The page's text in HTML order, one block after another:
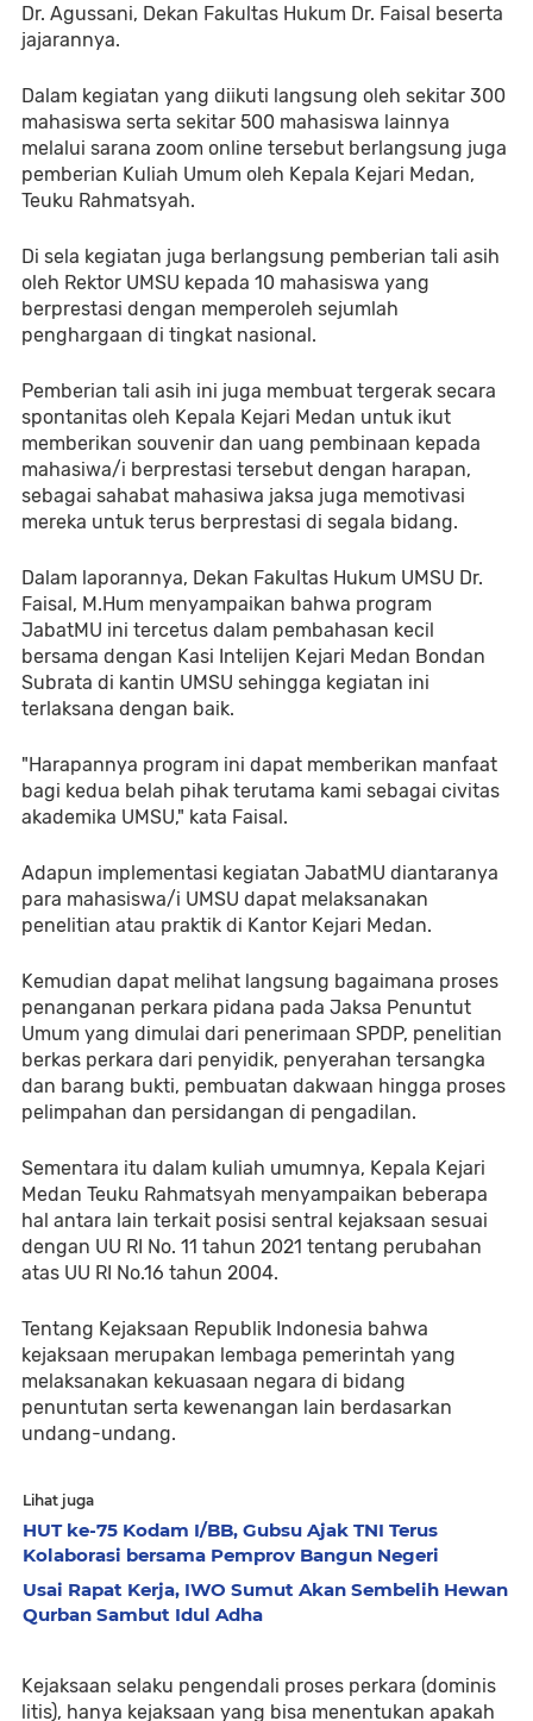
Dr. Agussani, Dekan Fakultas Hukum Dr. Faisal beserta
jajarannya.
Dalam kegiatan yang diikuti langsung oleh sekitar 300
mahasiswa serta sekitar 500 mahasiswa lainnya
melalui sarana zoom online tersebut berlangsung juga
pemberian Kuliah Umum oleh Kepala Kejari Medan,
Teuku Rahmatsyah.
Di sela kegiatan juga berlangsung pemberian tali asih
oleh Rektor UMSU kepada 10 mahasiswa yang
berprestasi dengan memperoleh sejumlah
penghargaan di tingkat nasional.
Pemberian tali asih ini juga membuat tergerak secara
spontanitas oleh Kepala Kejari Medan untuk ikut
memberikan souvenir dan uang pembinaan kepada
mahasiwa/i berprestasi tersebut dengan harapan,
sebagai sahabat mahasiwa jaksa juga memotivasi
mereka untuk terus berprestasi di segala bidang.
Dalam laporannya, Dekan Fakultas Hukum UMSU Dr.
Faisal, M.Hum menyampaikan bahwa program
JabatMU ini tercetus dalam pembahasan kecil
bersama dengan Kasi Intelijen Kejari Medan Bondan
Subrata di kantin UMSU sehingga kegiatan ini
terlaksana dengan baik.
"Harapannya program ini dapat memberikan manfaat
bagi kedua belah pihak terutama kami sebagai civitas
akademika UMSU," kata Faisal.
Adapun implementasi kegiatan JabatMU diantaranya
para mahasiswa/i UMSU dapat melaksanakan
penelitian atau praktik di Kantor Kejari Medan.
Kemudian dapat melihat langsung bagaimana proses
penanganan perkara pidana pada Jaksa Penuntut
Umum yang dimulai dari penerimaan SPDP, penelitian
berkas perkara dari penyidik, penyerahan tersangka
dan barang bukti, pembuatan dakwaan hingga proses
pelimpahan dan persidangan di pengadilan.
Sementara itu dalam kuliah umumnya, Kepala Kejari
Medan Teuku Rahmatsyah menyampaikan beberapa
hal antara lain terkait posisi sentral kejaksaan sesuai
dengan UU RI No. 11 tahun 2021 tentang perubahan
atas UU RI No.16 tahun 2004.
Tentang Kejaksaan Republik Indonesia bahwa
kejaksaan merupakan lembaga pemerintah yang
melaksanakan kekuasaan negara di bidang
penuntutan serta kewenangan lain berdasarkan
undang-undang.
Lihat juga
HUT ke-75 Kodam I/BB, Gubsu Ajak TNI Terus
Kolaborasi bersama Pemprov Bangun Negeri
Usai Rapat Kerja, IWO Sumut Akan Sembelih Hewan
Qurban Sambut Idul Adha
Kejaksaan selaku pengendali proses perkara (dominis
litis), hanya kejaksaan yang bisa menentukan apakah